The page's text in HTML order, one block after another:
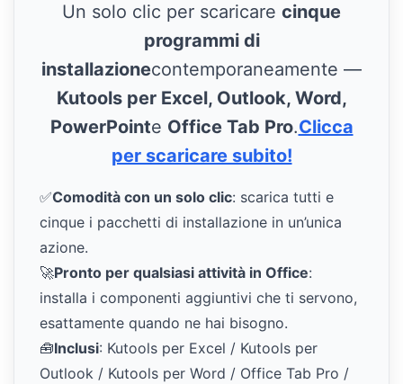
Un solo clic per scaricare cinque
programmi di
installazionecontemporaneamente —
Kutools per Excel, Outlook, Word,
PowerPointe Office Tab Pro.Clicca
per scaricare subito!
✅Comodità con un solo clic: scarica tutti e
cinque i pacchetti di installazione in un’unica
azione.
🚀Pronto per qualsiasi attività in Office:
installa i componenti aggiuntivi che ti servono,
esattamente quando ne hai bisogno.
🧰Inclusi: Kutools per Excel / Kutools per
Outlook / Kutools per Word / Office Tab Pro /